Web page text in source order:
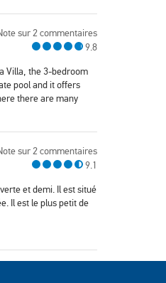
sur 2 commentaires
9.8
Villa, the 3-bedroom
pool and it offers
there are many
sur 2 commentaires
9.1
et demi. Il est situé
Il est le plus petit de